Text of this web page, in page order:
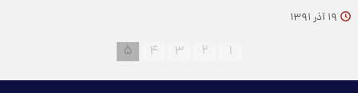
۱۹ آذر ۱۳۹۱
۱ ۲ ۳ ۴ ۵